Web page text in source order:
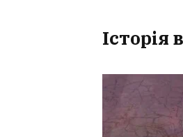
Історія